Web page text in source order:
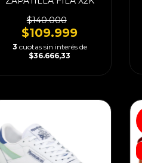
$140.000
$109.999
3 cuotas sin interés de
$36.666,33